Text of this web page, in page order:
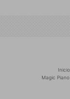
Inicio
Magic